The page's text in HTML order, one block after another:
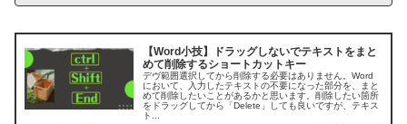
【Word小技】ドラッグしないでテキストをまと
めて削除するショートカットキー
デヴ範囲選択してから削除する必要はありません。Word
において、入力したテキストの不要になった部分を、まと
めて削除したいことがあるかと思います。削除したい箇所
をドラッグしてから「Delete」しても良いですが、テキス
ト...